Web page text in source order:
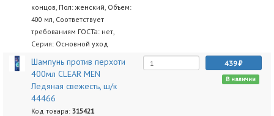
концов, Пол: женский, Объем:
400 мл, Соответствует
требованиям ГОСТа: нет,
Серия: Основной уход
Шампунь против перхоти
400мл CLEAR MEN
Ледяная свежесть, ш/к
44466
Код товара: 315421
439
В наличии